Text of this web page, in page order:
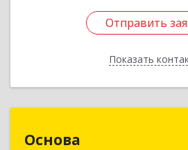
Отправить
Показать
Отправить
Назад
Основа